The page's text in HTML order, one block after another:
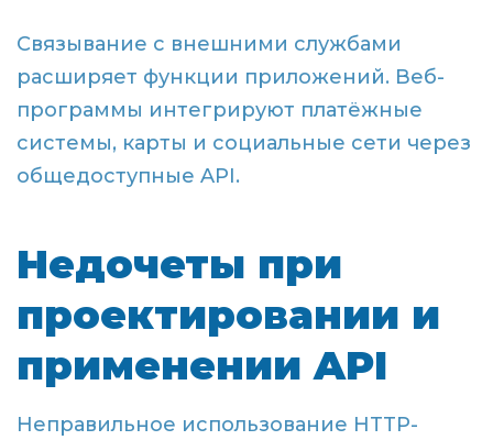
Связывание с внешними службами
расширяет функции приложений. Веб-
программы интегрируют платёжные
системы, карты и социальные сети через
общедоступные API.
Недочеты при
проектировании и
применении API
Неправильное использование HTTP-